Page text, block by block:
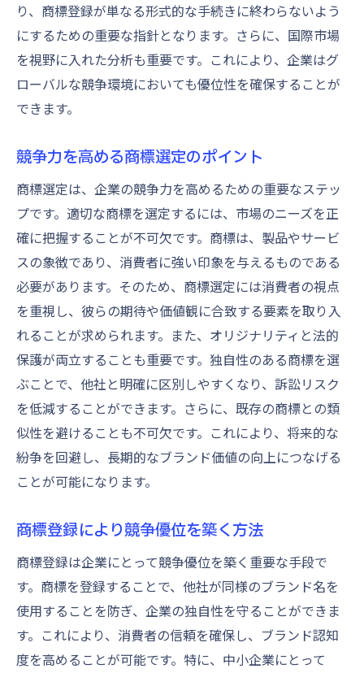
り、商標登録が単なる形式的な手続きに終わらないよう
にするための重要な指針となります。さらに、国際市場
を視野に入れた分析も重要です。これにより、企業はグ
ローバルな競争環境においても優位性を確保することが
できます。
競争力を高める商標選定のポイント
商標選定は、企業の競争力を高めるための重要なステッ
プです。適切な商標を選定するには、市場のニーズを正
確に把握することが不可欠です。商標は、製品やサービ
スの象徴であり、消費者に強い印象を与えるものである
必要があります。そのため、商標選定には消費者の視点
を重視し、彼らの期待や価値観に合致する要素を取り入
れることが求められます。また、オリジナリティと法的
保護が両立することも重要です。独自性のある商標を選
ぶことで、他社と明確に区別しやすくなり、訴訟リスク
を低減することができます。さらに、既存の商標との類
似性を避けることも不可欠です。これにより、将来的な
紛争を回避し、長期的なブランド価値の向上につなげる
ことが可能になります。
商標登録により競争優位を築く方法
商標登録は企業にとって競争優位を築く重要な手段で
す。商標を登録することで、他社が同様のブランド名を
使用することを防ぎ、企業の独自性を守ることができま
す。これにより、消費者の信頼を確保し、ブランド認知
度を高めることが可能です。特に、中小企業にとって